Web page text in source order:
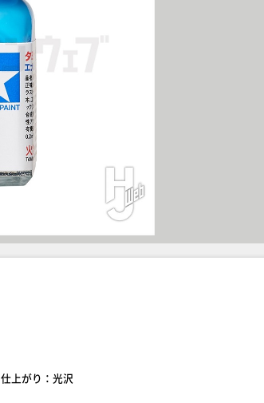
仕上がり：光沢